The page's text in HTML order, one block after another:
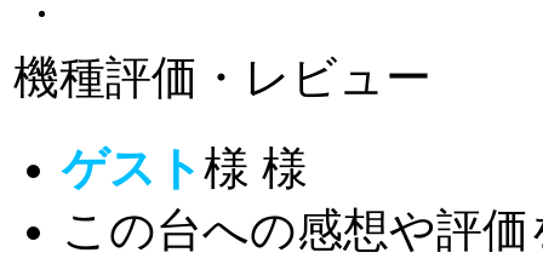
機種評価・レビュー
ゲスト様 様
この台への感想や評価